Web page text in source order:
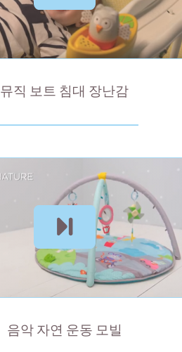
뮤직 보트 침대 장난감
음악 자연 운동 모빌